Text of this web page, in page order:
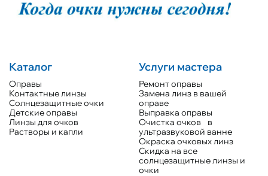
Каталог
Оправы
Контактные линзы
Солнцезащитные очки
Детские оправы
Линзы для очков
Растворы и капли
Услуги мастера
Ремонт оправы
Замена линз в вашей
оправе
Выправка оправы
Очистка очков в
ультразвуковой ванне
Окраска очковых линз
Скидка на все
солнцезащитные линзы и
очки